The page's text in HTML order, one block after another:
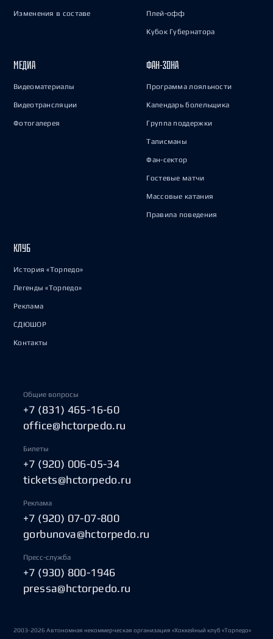
Изменения в составе Плей-офф
Кубок Губернатора
МЕДИА
Видеоматериалы
Видеотрансляции
Фотогалерея
ФАН-ЗОНА
Программа лояльности
Календарь болельщика
Группа поддержки
Талисманы
Фан-сектор
Гостевые матчи
Массовые катания
Правила поведения
КЛУБ
История «Торпедо»
Легенды «Торпедо»
Реклама
СДЮШОР
Контакты
Общие вопросы
+7 (831) 465-16-60
office@hctorpedo.ru
Билеты
+7 (920) 006-05-34
tickets@hctorpedo.ru
Реклама
+7 (920) 07-07-800
gorbunova@hctorpedo.ru
Пресс-служба
+7 (930) 800-1946
pressa@hctorpedo.ru
2003-2026 Автономная некоммерческая организация «Хоккейный клуб «Торпедо»